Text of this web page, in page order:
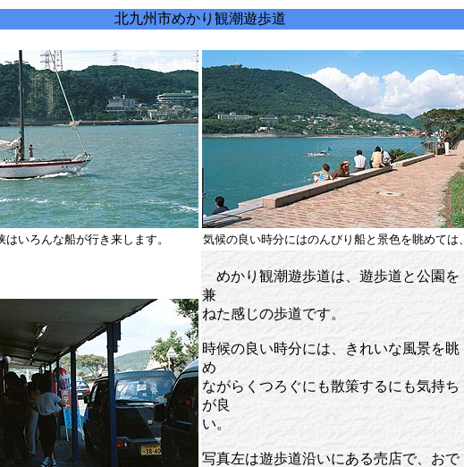
北九州市めかり観潮遊歩道
はいろんな船が行き来します。 気候の良い時分にはのんびり船と景色を眺めては、
めかり観潮遊歩道は、遊歩道と公園を
兼
ねた感じの歩道です。
時候の良い時分には、きれいな風景を眺
め
ながらくつろぐにも散策するにも気持ち
が良
い。
写真左は遊歩道沿いにある売店で、おで